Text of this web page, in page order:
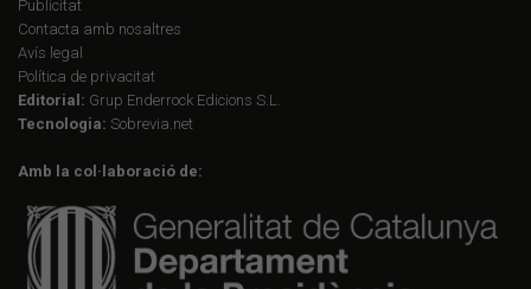
Publicitat
Contacta amb nosaltres
Avís legal
Política de privacitat
Editorial: Grup Enderrock Edicions S.L.
Tecnologia: Sobrevia.net
Amb la col·laboració de: